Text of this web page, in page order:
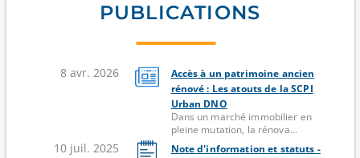
PUBLICATIONS
8 avr. 2026
Accès à un patrimoine ancien
rénové : Les atouts de la SCPI
Urban DNO
Dans un marché immobilier en
pleine mutation, la rénova...
10 juil. 2025
Note d'information et statuts -